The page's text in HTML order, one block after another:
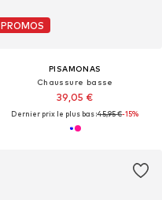
PROMOS
PISAMONAS
Chaussure basse
39,05 €
Dernier prix le plus bas :45,95 €-15%